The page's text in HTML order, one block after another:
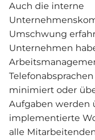
Auch die interne
Umschwung
Unternehmen
minimiert oder
Aufgaben werden
implementierte
alle